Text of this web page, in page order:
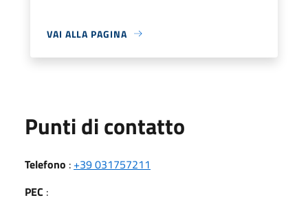
VAI ALLA PAGINA
Punti di contatto
Telefono : +39 031757211
PEC :